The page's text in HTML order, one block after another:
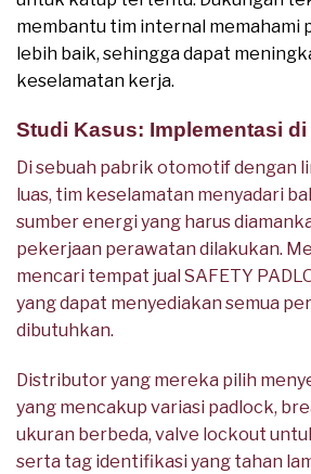
membantu tim internal memahami
lebih baik, sehingga dapat
keselamatan kerja.
Studi Kasus: Implementasi
Di sebuah pabrik otomotif dengan
luas, tim keselamatan menyadari
sumber energi yang harus
pekerjaan perawatan dilakukan.
mencari tempat jual SAFETY
yang dapat menyediakan semua
dibutuhkan.
Distributor yang mereka pilih
yang mencakup variasi padlock,
ukuran berbeda, valve lockout
serta tag identifikasi yang tahan